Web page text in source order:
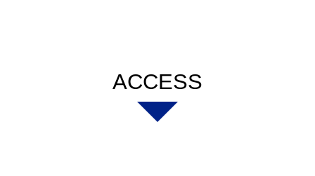
ACCESS